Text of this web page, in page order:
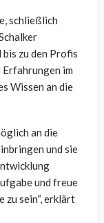
schließlich
bis zu den Profis
im
Wissen an die
an die
und sie
und freue
zu sein“, erklärt